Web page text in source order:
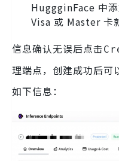
HuggginFace 中
Visa 或 Master 卡
信息确认无误后点击
理端点，创建成功后可
如下信息：